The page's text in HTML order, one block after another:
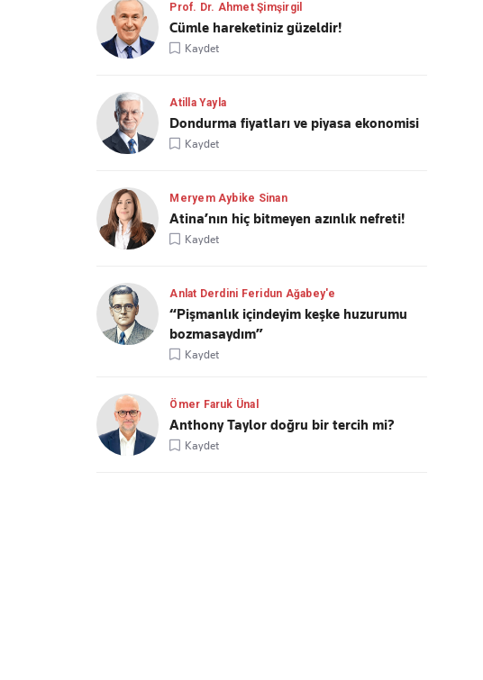
Prof. Dr. Ahmet Şimşirgil
Cümle hareketiniz güzeldir!
Kaydet
Atilla Yayla
Dondurma fiyatları ve piyasa ekonomisi
Kaydet
Meryem Aybike Sinan
Atina’nın hiç bitmeyen azınlık nefreti!
Kaydet
Anlat Derdini Feridun Ağabey'e
“Pişmanlık içindeyim keşke huzurumu
bozmasaydım”
Kaydet
Ömer Faruk Ünal
Anthony Taylor doğru bir tercih mi?
Kaydet